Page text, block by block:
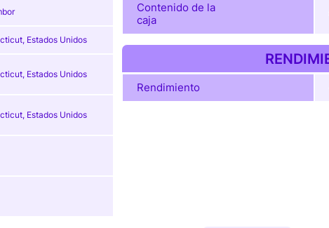
Estados Unidos
Estados Unidos
Estados Unidos
Contenido de la
caja
Rendimiento